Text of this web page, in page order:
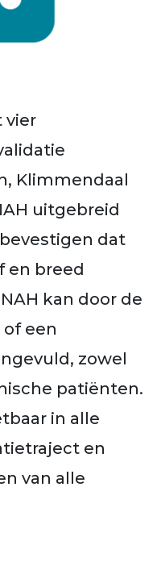
vier
Klimmendaal
uitgebreid
dat
en breed
kan door de
een
zowel
patiënten.
in alle
en
van alle